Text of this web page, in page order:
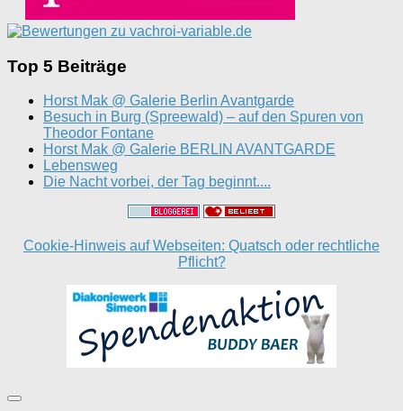
Top 5 Beiträge
Horst Mak @ Galerie Berlin Avantgarde
Besuch in Burg (Spreewald) – auf den Spuren von
Theodor Fontane
Horst Mak @ Galerie BERLIN AVANTGARDE
Lebensweg
Die Nacht vorbei, der Tag beginnt....
Cookie-Hinweis auf Webseiten: Quatsch oder rechtliche
Pflicht?